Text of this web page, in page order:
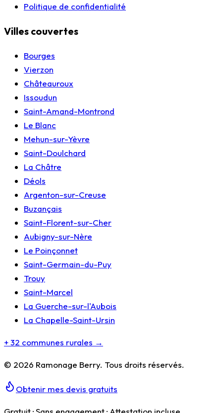
Politique de confidentialité
Villes couvertes
Bourges
Vierzon
Châteauroux
Issoudun
Saint-Amand-Montrond
Le Blanc
Mehun-sur-Yèvre
Saint-Doulchard
La Châtre
Déols
Argenton-sur-Creuse
Buzançais
Saint-Florent-sur-Cher
Aubigny-sur-Nère
Le Poinçonnet
Saint-Germain-du-Puy
Trouy
Saint-Marcel
La Guerche-sur-l'Aubois
La Chapelle-Saint-Ursin
+ 32 communes rurales →
© 2026 Ramonage Berry. Tous droits réservés.
Obtenir mes devis gratuits